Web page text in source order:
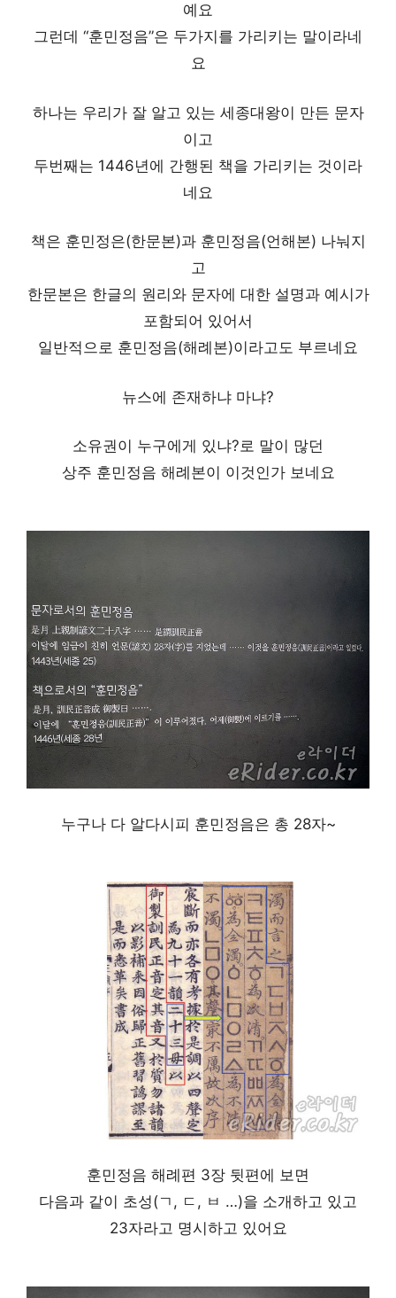
예요
그런데 “훈민정음”은 두가지를 가리키는 말이라네
요
하나는 우리가 잘 알고 있는 세종대왕이 만든 문자
이고
두번째는 1446년에 간행된 책을 가리키는 것이라
네요
책은 훈민정은(한문본)과 훈민정음(언해본) 나눠지
고
한문본은 한글의 원리와 문자에 대한 설명과 예시가
포함되어 있어서
일반적으로 훈민정음(해례본)이라고도 부르네요
뉴스에 존재하냐 마냐?
소유권이 누구에게 있냐?로 말이 많던
상주 훈민정음 해례본이 이것인가 보네요
누구나 다 알다시피 훈민정음은 총 28자~
훈민정음 해례편 3장 뒷편에 보면
다음과 같이 초성(ㄱ, ㄷ, ㅂ …)을 소개하고 있고
23자라고 명시하고 있어요